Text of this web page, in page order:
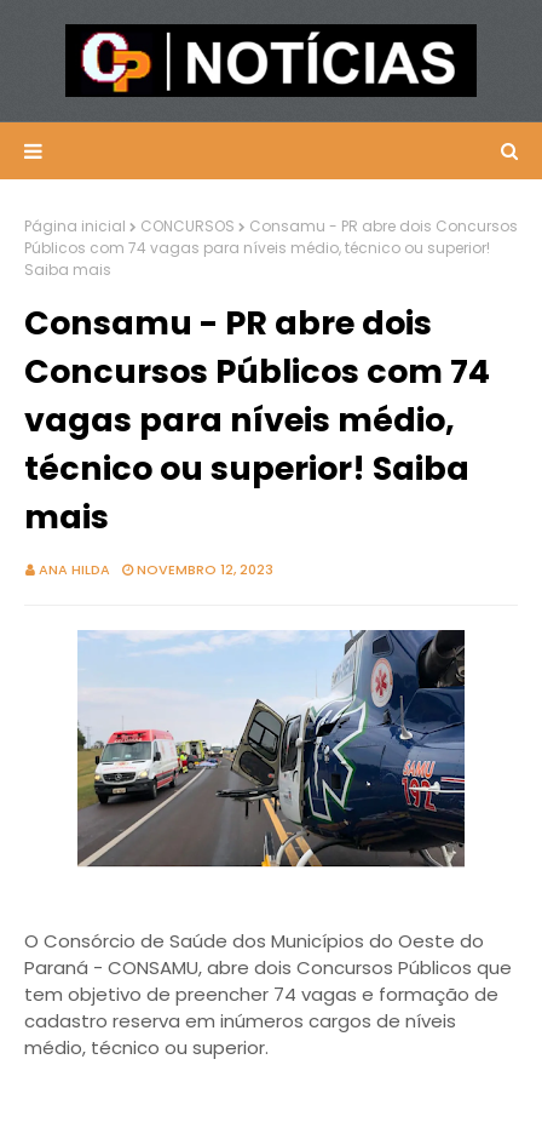
Página inicial CONCURSOS
Consamu - PR abre dois Concursos
Públicos com 74 vagas para níveis médio, técnico ou superior!
Saiba mais
Consamu - PR abre dois
Concursos Públicos com 74
vagas para níveis médio,
técnico ou superior! Saiba
mais
ANA HILDA NOVEMBRO 12, 2023
O Consórcio de Saúde dos Municípios do Oeste do
Paraná - CONSAMU, abre dois Concursos Públicos que
tem objetivo de preencher 74 vagas e formação de
cadastro reserva em inúmeros cargos de níveis
médio, técnico ou superior.